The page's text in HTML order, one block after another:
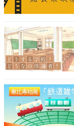
「劇団での下積
女性）といった
※回答者コメン
この記事の筆者
横浜生まれ横浜
ター。FP2級。